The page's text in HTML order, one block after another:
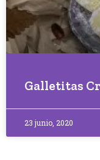
Galletitas
23 junio, 2020